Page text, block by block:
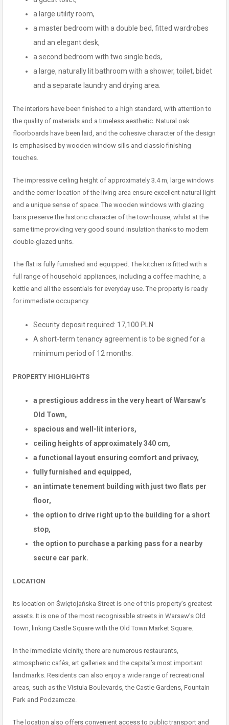
a large utility room,
a master bedroom with a double bed, fitted wardrobes
and an elegant desk,
a second bedroom with two single beds,
a large, naturally lit bathroom with a shower, toilet, bidet
and a separate laundry and drying area.
The interiors have been finished to a high standard, with attention to
the quality of materials and a timeless aesthetic. Natural oak
floorboards have been laid, and the cohesive character of the design
is emphasised by wooden window sills and classic finishing
touches.
The impressive ceiling height of approximately 3.4 m, large windows
and the corner location of the living area ensure excellent natural light
and a unique sense of space. The wooden windows with glazing
bars preserve the historic character of the townhouse, whilst at the
same time providing very good sound insulation thanks to modern
double-glazed units.
The flat is fully furnished and equipped. The kitchen is fitted with a
full range of household appliances, including a coffee machine, a
kettle and all the essentials for everyday use. The property is ready
for immediate occupancy.
Security deposit required: 17,100 PLN
A short-term tenancy agreement is to be signed for a
minimum period of 12 months.
PROPERTY HIGHLIGHTS
a prestigious address in the very heart of Warsaw’s
Old Town,
spacious and well-lit interiors,
ceiling heights of approximately 340 cm,
a functional layout ensuring comfort and privacy,
fully furnished and equipped,
an intimate tenement building with just two flats per
floor,
the option to drive right up to the building for a short
stop,
the option to purchase a parking pass for a nearby
secure car park.
LOCATION
Its location on Świętojańska Street is one of this property’s greatest
assets. It is one of the most recognisable streets in Warsaw’s Old
Town, linking Castle Square with the Old Town Market Square.
In the immediate vicinity, there are numerous restaurants,
atmospheric cafés, art galleries and the capital’s most important
landmarks. Residents can also enjoy a wide range of recreational
areas, such as the Vistula Boulevards, the Castle Gardens, Fountain
Park and Podzamcze.
The location also offers convenient access to public transport and